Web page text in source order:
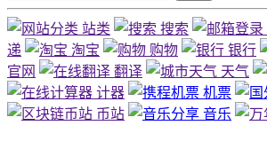
站类 搜索
递
淘宝 购物 银行
官网
翻译 天气
计器
机票
币站
音乐